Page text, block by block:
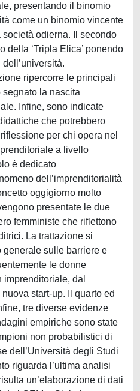
presentando il binomio
come un binomio vincente
odierna. Il secondo
della ‘Tripla Elica’ ponendo
dell’università.
ripercorre le principali
la nascita
Infine, sono indicate
che potrebbero
per chi opera nel
a livello
è dedicato
dell’imprenditorialità
oggigiorno molto
presentate le due
femministe che riflettono
La trattazione si
sulle barriere e
le donne
dal
start-up. Il quarto ed
tre diverse evidenze
empiriche sono state
non probabilistici di
dell’Università degli Studi
riguarda l’ultima analisi
un’elaborazione di dati